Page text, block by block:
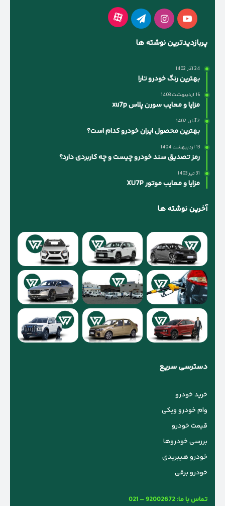
یوتیوباینستاگرام
تلگرام آپارات
پربازدیدترین نوشته ها
24 آذر 1402
بهترین رنگ خودرو تارا
16 اردیبهشت 1403
مزایا و معایب سورن پلاس xu7p
2 آبان 1402
بهترین محصول ایران خودرو کدام است؟
13 اردیبهشت 1404
رمز تصدیق سند خودرو چیست و چه کاربردی دارد؟
31 تیر 1403
مزایا و معایب موتور XU7P
آخرین نوشته ها
دسترسی سریع
خرید خودرو
وام خودرو ویکی
قیمت خودرو
بررسی خودروها
خودرو هیبریدی
خودرو برقی
تماس با ما: 021 – 92002672